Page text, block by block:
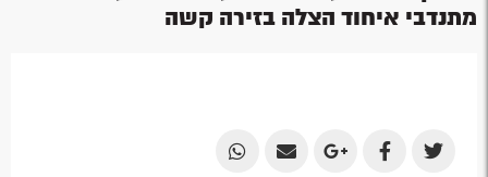
מתנדבי איחוד הצלה בזירה קשה
Share
Share
Share
Share
Share